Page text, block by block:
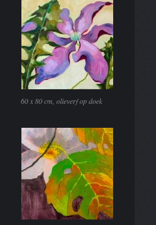
60 x 80 cm, olieverf op doek